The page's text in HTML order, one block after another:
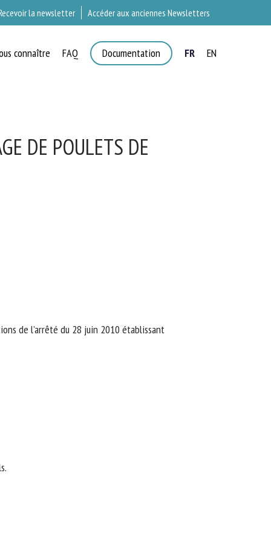
la newsletter Accéder aux anciennes Newsletters
connaître FAQ Documentation FR EN
DE POULETS DE
de l’arrêté du 28 juin 2010 établissant